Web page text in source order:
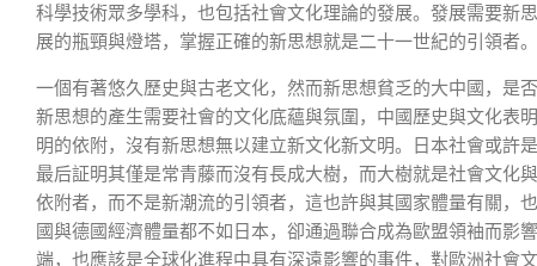
科學技術眾多學科，也包括社會文化理論的發展。發展需要新
展的瓶頸與燈塔，掌握正確的新思想就是二十一世紀的引領者。
一個有著悠久歷史與古老文化，然而新思想貧乏的大中國，是
新思想的產生需要社會的文化底蘊與氛圍，中國歷史與文化表
明的依附，沒有新思想無以建立新文化新文明。日本社會或許
最后証明其僅是常青藤而沒有長成大樹，而大樹就是社會文化
依附者，而不是新潮流的引領者，這也許與其國家體量有關，
國與德國經濟體量都不如日本，卻通過聯合成為歐盟領袖而影
端，也應該是全球化進程中具有深遠影響的事件，對歐洲社會